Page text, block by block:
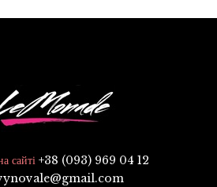
сайті +38 (093) 969 04 12